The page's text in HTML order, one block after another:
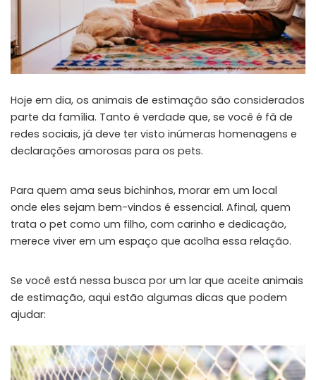
Hoje em dia, os animais de estimação são considerados
parte da família. Tanto é verdade que, se você é fã de
redes sociais, já deve ter visto inúmeras homenagens e
declarações amorosas para os pets.
Para quem ama seus bichinhos, morar em um local
onde eles sejam bem-vindos é essencial. Afinal, quem
trata o pet como um filho, com carinho e dedicação,
merece viver em um espaço que acolha essa relação.
Se você está nessa busca por um lar que aceite animais
de estimação, aqui estão algumas dicas que podem
ajudar: